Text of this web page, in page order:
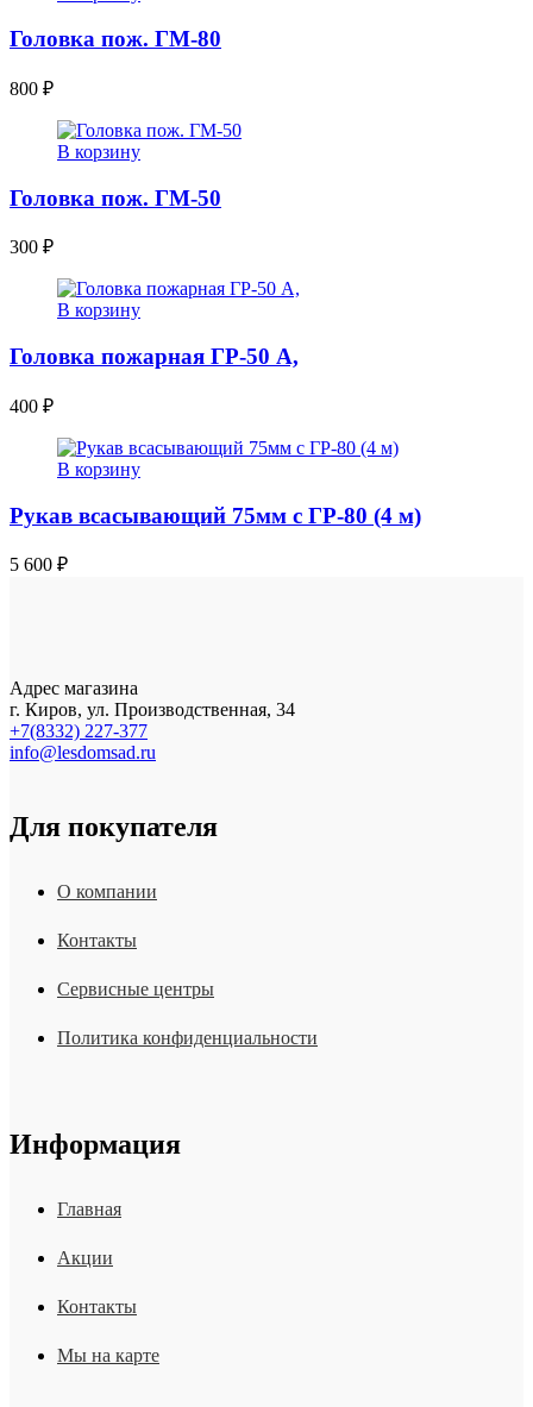
Головка пож. ГМ-80
800 ₽
В корзину
Головка пож. ГМ-50
300 ₽
В корзину
Головка пожарная ГР-50 А,
400 ₽
В корзину
Рукав всасывающий 75мм с ГР-80 (4 м)
5 600 ₽
Адрес магазина
г. Киров, ул. Производственная, 34
+7(8332) 227-377
info@lesdomsad.ru
Для покупателя
О компании
Контакты
Сервисные центры
Политика конфиденциальности
Информация
Главная
Акции
Контакты
Мы на карте